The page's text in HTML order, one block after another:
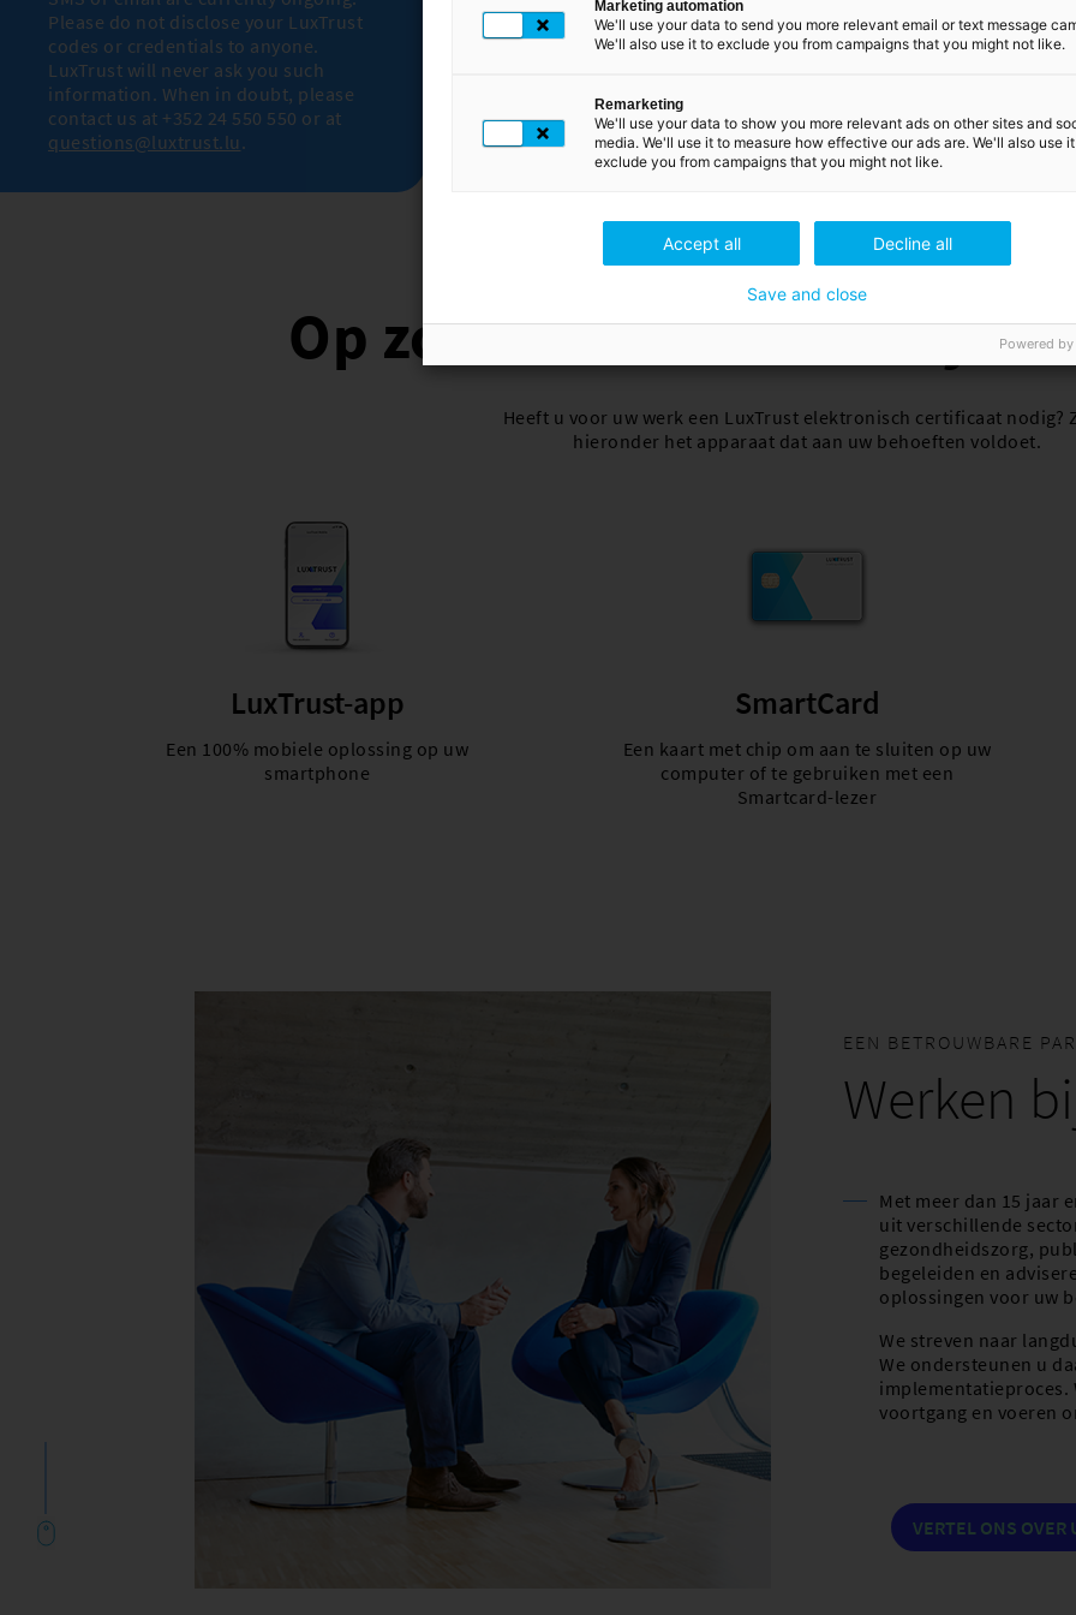
Please do not disclose your LuxTrust
codes or credentials to anyone.
LuxTrust will never ask you such
information. When in doubt, please
contact us at +352 24 550 550 or at
questions@luxtrust.lu .
Op zoek naar een zakelijk
Heeft u voor uw werk een LuxTrust elektronisch certificaat nodig?
hieronder het apparaat dat aan uw behoeften voldoet.
LuxTrust-app
Een 100% mobiele oplossing op uw
smartphone
SmartCard
Een kaart met chip om aan te sluiten op uw
computer of te gebruiken met een
Smartcard-lezer
EEN BETROUWBARE
Werken
Met meer dan 15 jaar
uit verschillende
gezondheidszorg,
begeleiden en
oplossingen voor uw
We streven naar
We ondersteunen u
implementatieproces.
voortgang en voeren
VERTEL ONS OVER
Marketing automation
We'll use your data to send you more relevant email or text message
We'll also use it to exclude you from campaigns that you might not like.
Remarketing
We'll use your data to show you more relevant ads on other sites and
media. We'll use it to measure how effective our ads are. We'll also use
exclude you from campaigns that you might not like.
Accept all Decline all
Save and close
Powered by